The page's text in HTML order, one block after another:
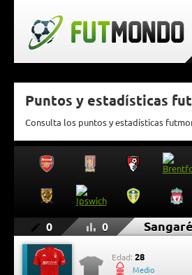
Puntos y estadísticas
Consulta los puntos y estadísticas
0 0 Sangaré
Edad: 28
Medio